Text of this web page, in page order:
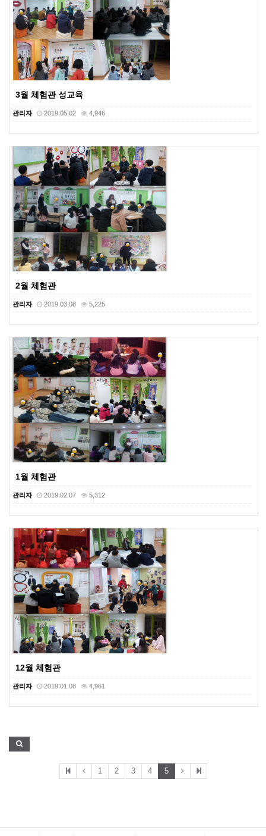
3월 체험관 성교육
관리자 2019.05.02 4,946
2월 체험관
관리자 2019.03.08 5,225
1월 체험관
관리자 2019.02.07 5,312
12월 체험관
관리자 2019.01.08 4,961
1 2 3 4 5